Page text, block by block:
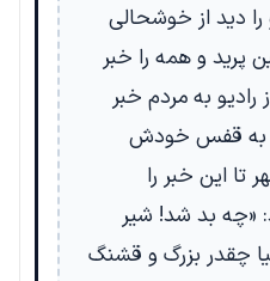
دید از خوشحالی
پرید و همه را خبر
به مردم خبر
به قفس خودش
این خبر را
«چه بد شد! شیر
چقدر بزرگ و قشنگ